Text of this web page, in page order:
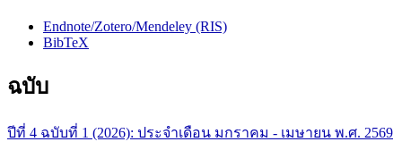
Endnote/Zotero/Mendeley (RIS)
BibTeX
ฉบับ
ปีที่ 4 ฉบับที่ 1 (2026): ประจำเดือน มกราคม - เมษายน พ.ศ. 2569